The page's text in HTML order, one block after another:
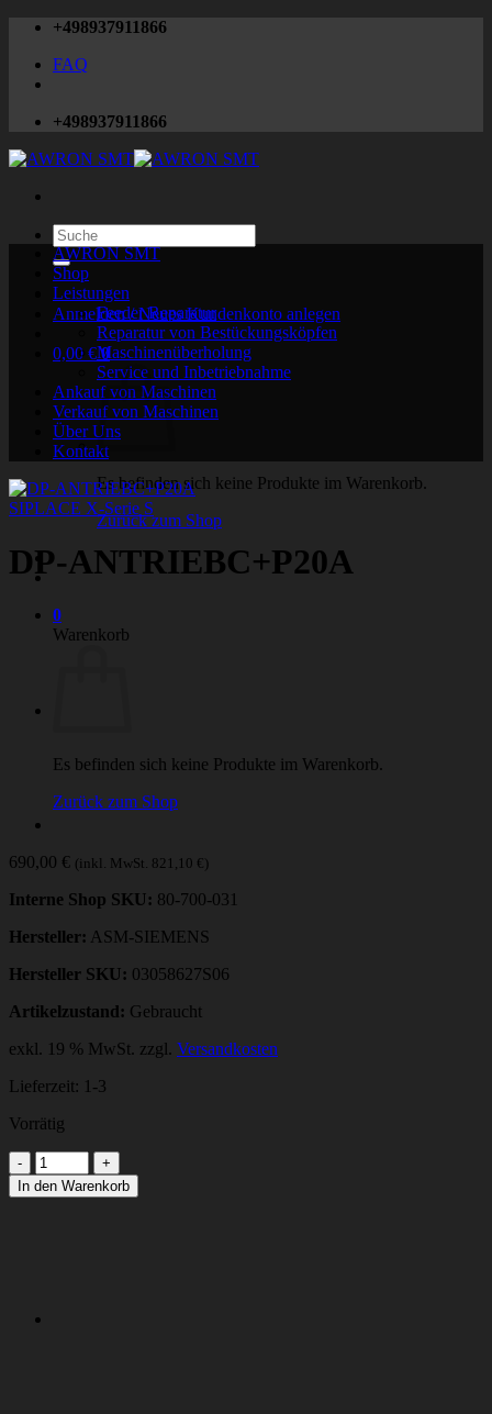
Zum
springen
+498937911866
FAQ
+498937911866
Suchen
nach:
Anmelden / Neues Kundenkonto anlegen
0,00 € 0
Es befinden sich keine Produkte im Warenkorb.
Zurück zum Shop
0
Warenkorb
Es befinden sich keine Produkte im Warenkorb.
Zurück zum Shop
AWRON SMT
Shop
Leistungen
Feeder Reparatur
Reparatur von Bestückungsköpfen
Maschinenüberholung
Service und Inbetriebnahme
Ankauf von Maschinen
Verkauf von Maschinen
Über Uns
Kontakt
SIPLACE X-Serie S
DP-ANTRIEBC+P20A
690,00 € (inkl. MwSt. 821,10 € )
Interne Shop SKU: 80-700-031
Hersteller: ASM-SIEMENS
Hersteller SKU: 03058627S06
Artikelzustand: Gebraucht
exkl. 19 % MwSt. zzgl. Versandkosten
Lieferzeit: 1-3
Vorrätig
DP-
ANTRIEBC+P20A
Menge
In den Warenkorb